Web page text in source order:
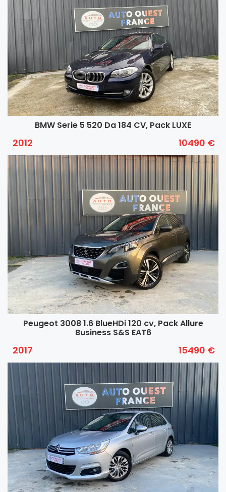
BMW Serie 5 520 Da 184 CV, Pack LUXE
2012 10490 €
Peugeot 3008 1.6 BlueHDi 120 cv, Pack Allure
Business S&S EAT6
2017 15490 €